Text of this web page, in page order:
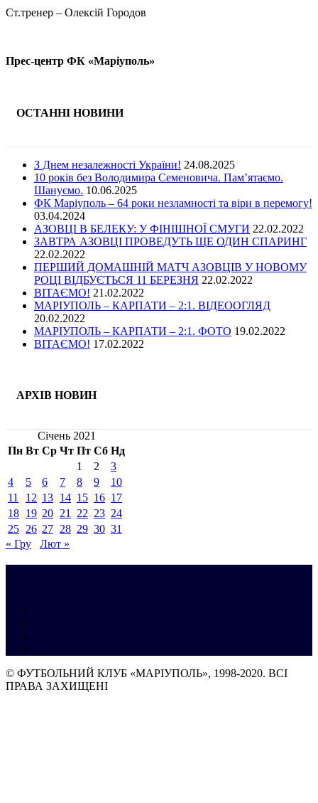
Ст.тренер – Олексій Городов
Прес-центр ФК «Маріуполь»
ОСТАННІ НОВИНИ
З Днем незалежності України! 24.08.2025
10 років без Володимира Семеновича. Пам’ятаємо.
Шануємо. 10.06.2025
ФК Маріуполь – 64 роки незламності та віри в перемогу!
03.04.2024
АЗОВЦІ В БЕЛЕКУ: У ФІНІШНОЇ СМУГИ 22.02.2022
ЗАВТРА АЗОВЦІ ПРОВЕДУТЬ ЩЕ ОДИН СПАРИНГ
22.02.2022
ПЕРШИЙ ДОМАШНІЙ МАТЧ АЗОВЦІВ У НОВОМУ
РОЦІ ВІДБУЄТЬСЯ 11 БЕРЕЗНЯ 22.02.2022
ВІТАЄМО! 21.02.2022
МАРІУПОЛЬ – КАРПАТИ – 2:1. ВІДЕООГЛЯД
20.02.2022
МАРІУПОЛЬ – КАРПАТИ – 2:1. ФОТО 19.02.2022
ВІТАЄМО! 17.02.2022
АРХІВ НОВИН
Січень 2021
Пн Вт Ср Чт Пт Сб Нд
1
2
3
4
5 6 7 8 9
10
11
12 13 14 15 16 17
18 19 20 21 22 23 24
25 26 27 28 29 30 31
« Гру
Лют »
© ФУТБОЛЬНИЙ КЛУБ «МАРІУПОЛЬ», 1998-2020. ВСІ
ПРАВА ЗАХИЩЕНІ